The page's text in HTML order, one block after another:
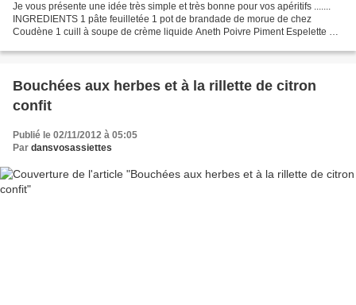
Je vous présente une idée très simple et très bonne pour vos apéritifs .......
INGREDIENTS 1 pâte feuilletée 1 pot de brandade de morue de chez
Coudène 1 cuill à soupe de crème liquide Aneth Poivre Piment Espelette 2
Bouchées aux herbes et à la rillette de citron
confit
Publié le 02/11/2012 à 05:05
Par dansvosassiettes